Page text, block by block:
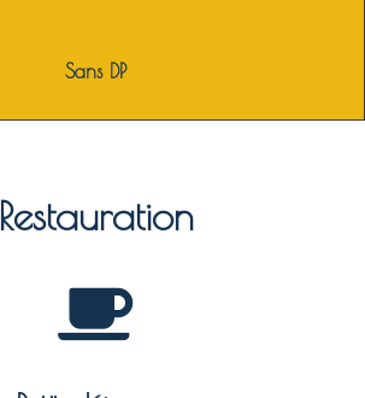
Sans DP
Restauration